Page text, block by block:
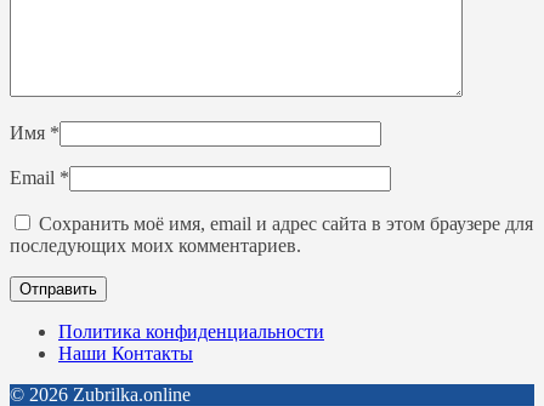
Имя *
Email *
Сохранить моё имя, email и адрес сайта в этом браузере для
последующих моих комментариев.
Политика конфиденциальности
Наши Контакты
© 2026 Zubrilka.online